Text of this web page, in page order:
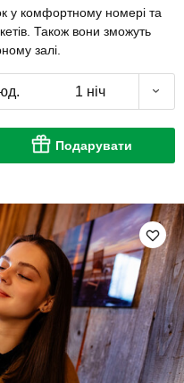
у комфортному номері та
Також вони зможуть
залі.
1 ніч
Подарувати